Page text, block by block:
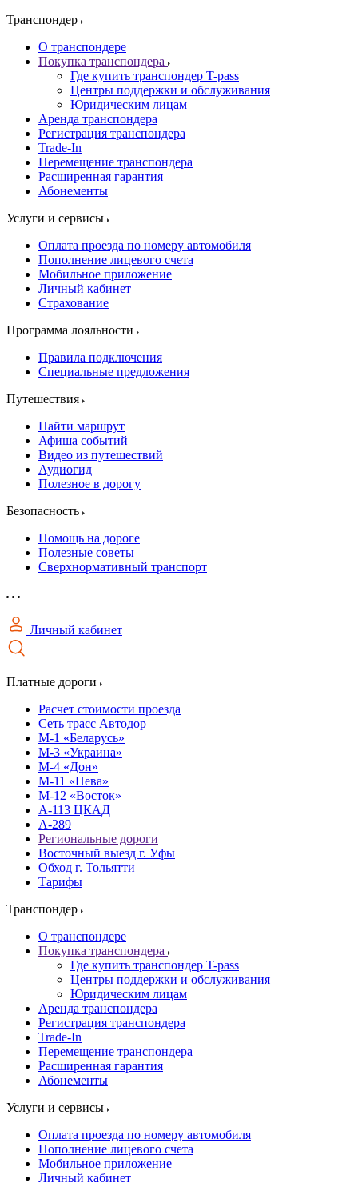
Транспондер
О транспондере
Покупка транспондера
Где купить транспондер T-pass
Центры поддержки и обслуживания
Юридическим лицам
Аренда транспондера
Регистрация транспондера
Trade-In
Перемещение транспондера
Расширенная гарантия
Абонементы
Услуги и сервисы
Оплата проезда по номеру автомобиля
Пополнение лицевого счета
Мобильное приложение
Личный кабинет
Страхование
Программа лояльности
Правила подключения
Специальные предложения
Путешествия
Найти маршрут
Афиша событий
Видео из путешествий
Аудиогид
Полезное в дорогу
Безопасность
Помощь на дороге
Полезные советы
Сверхнормативный транспорт
Личный кабинет
Платные дороги
Расчет стоимости проезда
Сеть трасс Автодор
М-1 «Беларусь»
М-3 «Украина»
М-4 «Дон»
М-11 «Нева»
М-12 «Восток»
А-113 ЦКАД
А-289
Региональные дороги
Восточный выезд г. Уфы
Обход г. Тольятти
Тарифы
Транспондер
О транспондере
Покупка транспондера
Где купить транспондер T-pass
Центры поддержки и обслуживания
Юридическим лицам
Аренда транспондера
Регистрация транспондера
Trade-In
Перемещение транспондера
Расширенная гарантия
Абонементы
Услуги и сервисы
Оплата проезда по номеру автомобиля
Пополнение лицевого счета
Мобильное приложение
Личный кабинет